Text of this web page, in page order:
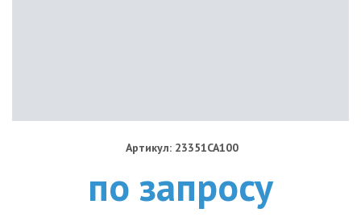
Артикул: 23351CA100
по запросу